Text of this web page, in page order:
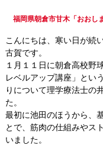
プ講座！
福岡県朝倉市甘木「おおし
こんにちは、寒い日が続
古賀です。
１月１１日に朝倉高校野
レベルアップ講座」とい
りについて理学療法士の
た。
最初に池田のほうから、
とで、筋肉の仕組みやス
いました。